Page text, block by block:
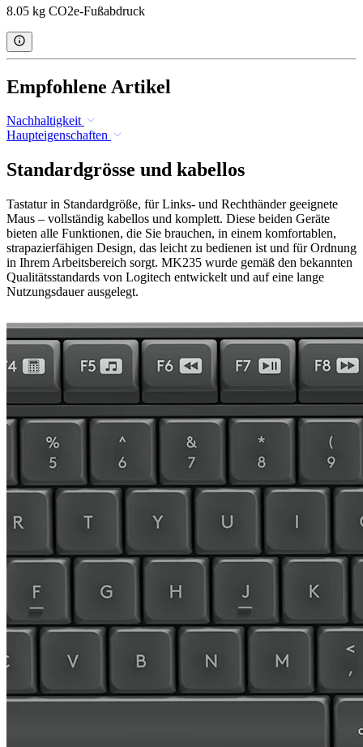
8.05 kg CO2e-Fußabdruck
Empfohlene Artikel
Nachhaltigkeit
Haupteigenschaften
Standardgrösse und kabellos
Tastatur in Standardgröße, für Links- und Rechthänder geeignete
Maus – vollständig kabellos und komplett. Diese beiden Geräte
bieten alle Funktionen, die Sie brauchen, in einem komfortablen,
strapazierfähigen Design, das leicht zu bedienen ist und für Ordnung
in Ihrem Arbeitsbereich sorgt. MK235 wurde gemäß den bekannten
Qualitätsstandards von Logitech entwickelt und auf eine lange
Nutzungsdauer ausgelegt.